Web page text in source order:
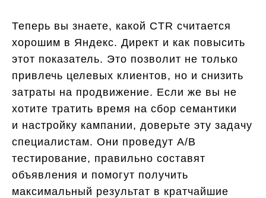
Теперь вы знаете, какой CTR считается
хорошим в Яндекс. Директ и как повысить
этот показатель. Это позволит не только
привлечь целевых клиентов, но и снизить
затраты на продвижение. Если же вы не
хотите тратить время на сбор семантики
и настройку кампании, доверьте эту задачу
специалистам. Они проведут A/B
тестирование, правильно составят
объявления и помогут получить
максимальный результат в кратчайшие